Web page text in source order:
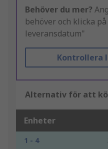
Behöver du mer?
behöver och klicka
leveransdatum"
Kontrollera
Alternativ för att
Enheter
1 - 4